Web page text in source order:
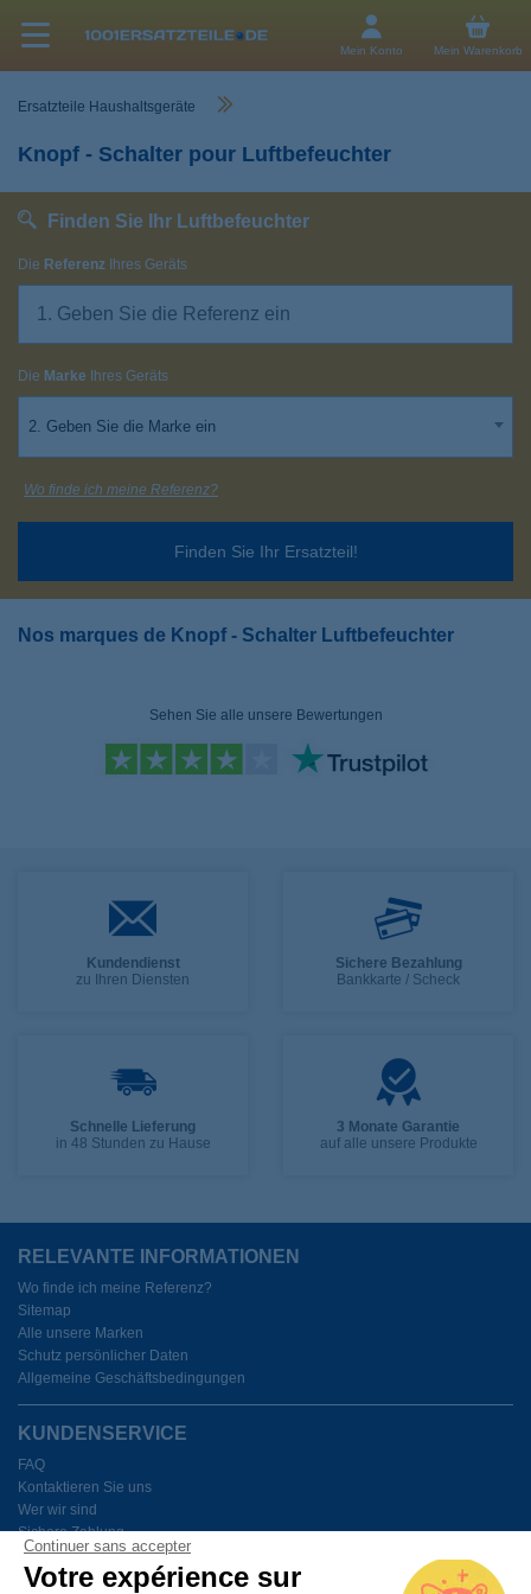
Continuer sans accepter
Votre expérience sur
Mein Konto Mein Warenkorb
Ersatzteile Haushaltsgeräte
Knopf - Schalter pour Luftbefeuchter
Finden Sie Ihr Luftbefeuchter
Die Referenz Ihres Geräts
Die Marke Ihres Geräts
2. Geben Sie die Marke ein
Finden Sie Ihr Ersatzteil!
Wo finde ich meine Referenz?
Nos marques de Knopf - Schalter Luftbefeuchter
Sehen Sie alle unsere Bewertungen
Kundendienst
zu Ihren Diensten
Sichere Bezahlung
Bankkarte / Scheck
Schnelle Lieferung
in 48 Stunden zu Hause
3 Monate Garantie
auf alle unsere Produkte
RELEVANTE INFORMATIONEN
Wo finde ich meine Referenz?
Sitemap
Alle unsere Marken
Schutz persönlicher Daten
Allgemeine Geschäftsbedingungen
KUNDENSERVICE
FAQ
Kontaktieren Sie uns
Wer wir sind
Sichere Zahlung
Meine Cookies verwalten